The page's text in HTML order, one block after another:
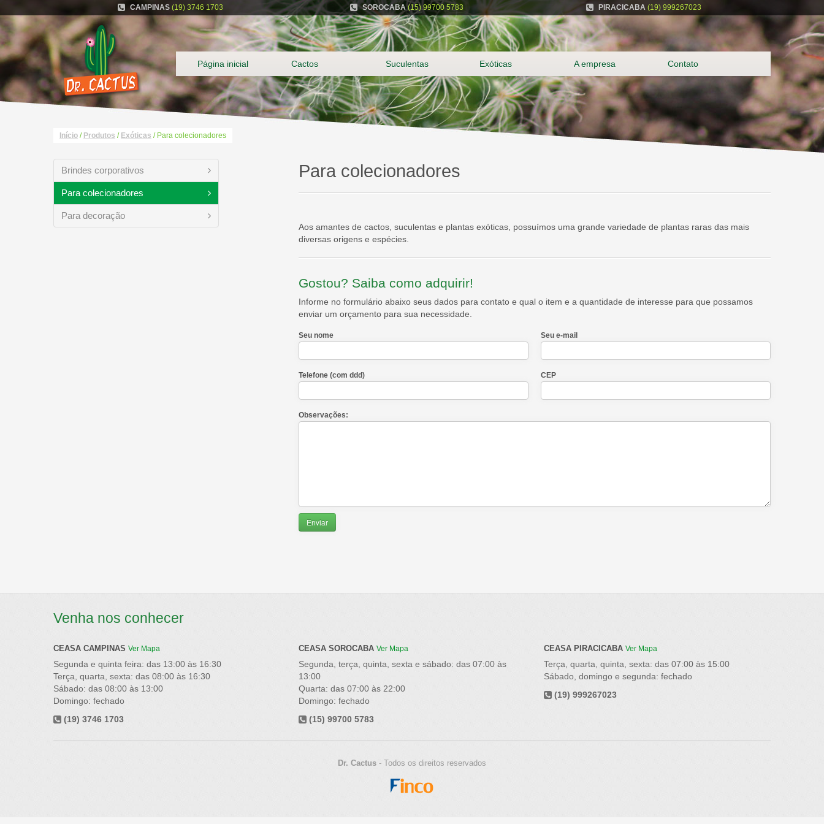
CAMPINAS(19) 3746 1703 SOROCABA(15) 99700 5783 PIRACICABA(19) 999267023
Página inicial Cactos Suculentas Exóticas A empresa Contato
Início / Produtos / Exóticas / Para colecionadores
Brindes corporativos
Para colecionadores
Para decoração
Para colecionadores
Aos amantes de cactos, suculentas e plantas exóticas, possuímos uma grande variedade de plantas raras das mais
diversas origens e espécies.
Gostou? Saiba como adquirir!
Informe no formulário abaixo seus dados para contato e qual o item e a quantidade de interesse para que possamos
enviar um orçamento para sua necessidade.
Seu nome Seu e-mail
Telefone (com ddd) CEP
Observações:
Venha nos conhecer
CEASA CAMPINAS Ver Mapa
Segunda e quinta feira: das 13:00 às 16:30
Terça, quarta, sexta: das 08:00 às 16:30
Sábado: das 08:00 às 13:00
Domingo: fechado
(19) 3746 1703
CEASA SOROCABA Ver Mapa
Segunda, terça, quinta, sexta e sábado: das 07:00 às
13:00
Quarta: das 07:00 às 22:00
Domingo: fechado
(15) 99700 5783
CEASA PIRACICABA Ver Mapa
Terça, quarta, quinta, sexta: das 07:00 às 15:00
Sábado, domingo e segunda: fechado
(19) 999267023
Dr. Cactus - Todos os direitos reservados